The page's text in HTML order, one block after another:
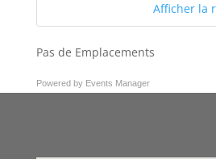
Afficher la
Pas de Emplacements
Powered by Events Manager